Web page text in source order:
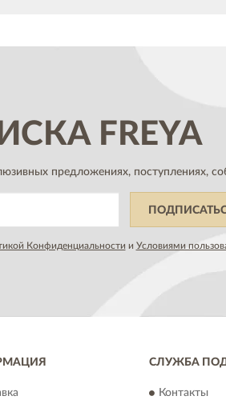
FREYA
предложениях,поступлениях,
Конфиденциальности и Условиями
СЛУЖБА
Контакты